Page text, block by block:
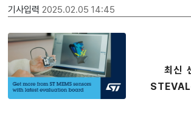
기사입력 2025.02.05 14:45
최신